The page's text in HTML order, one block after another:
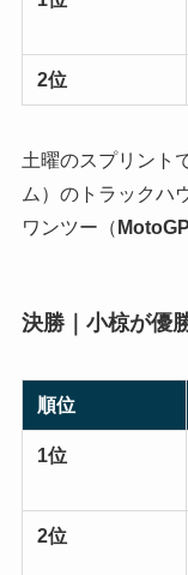
2位
土曜のスプリント
ム）のトラックハ
ワンツー（
決勝｜小椋が優
順位
1位
2位